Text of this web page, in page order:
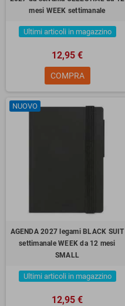
mesi WEEK settimanale
Ultimi articoli in magazzino
12,95 €
COMPRA
NUOVO
AGENDA 2027 legami BLACK SUIT
settimanale WEEK da 12 mesi
SMALL
Ultimi articoli in magazzino
12,95 €